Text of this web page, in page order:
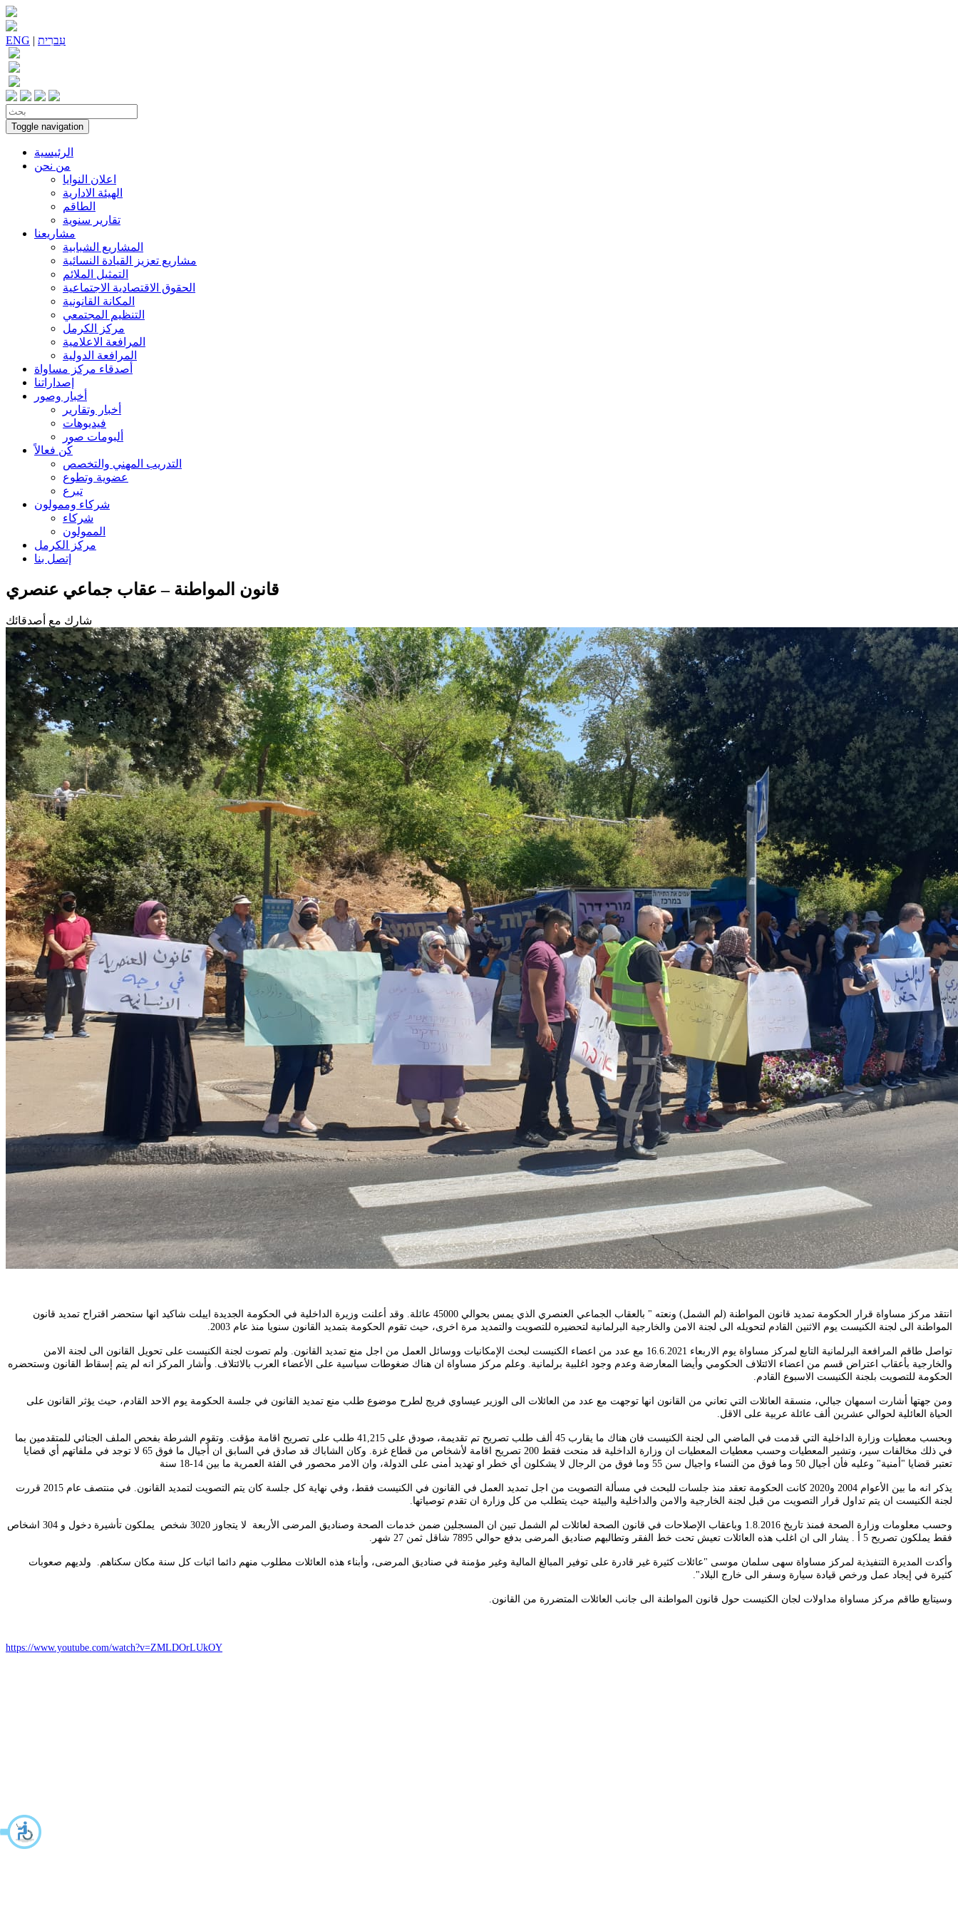
ENG | עִברִית
Toggle navigation
الرئيسية
من نحن
اعلان النوايا
الهيئة الادارية
الطاقم
تقارير سنوية
مشاريعنا
المشاريع الشبابية
مشاريع تعزيز القيادة النسائية
التمثيل الملائم
الحقوق الاقتصادية الاجتماعية
المكانة القانونية
التنظيم المجتمعي
مركز الكرمل
المرافعة الاعلامية
المرافعة الدولية
أصدقاء مركز مساواة
إصداراتنا
أخبار وصور
أخبار وتقارير
فيديوهات
ألبومات صور
كُن فعالاً
التدريب المهني والتخصص
عضوية وتطوع
تبرع
شركاء وممولون
شركاء
الممولون
مركز الكرمل
إتصل بنا
قانون المواطنة – عقاب جماعي عنصري
شارك مع أصدقائك
انتقد مركز مساواة قرار الحكومة تمديد قانون المواطنة (لم الشمل) ونعته " بالعقاب الجماعي العنصري الذي يمس بحوالي 45000 عائلة. وقد أعلنت وزيرة الداخلية في الحكومة الجديدة اييلت شاكيد انها ستحضر اقتراح تمديد قانون
المواطنة الى لجنة الكنيست يوم الاثنين القادم لتحويله الى لجنة الامن والخارجية البرلمانية لتحضيره للتصويت والتمديد مرة اخرى، حيث تقوم الحكومة بتمديد القانون سنويا منذ عام 2003.
تواصل طاقم المرافعة البرلمانية التابع لمركز مساواة يوم الاربعاء 16.6.2021 مع عدد من اعضاء الكنيست لبحث الإمكانيات ووسائل العمل من اجل منع تمديد القانون. ولم تصوت لجنة الكنيست على تحويل القانون الى لجنة الامن
والخارجية بأعقاب اعتراض قسم من اعضاء الائتلاف الحكومي وأيضا المعارضة وعدم وجود اغلبية برلمانية
وعلم مركز مساواة ان هناك ضغوطات سياسية على الأعضاء العرب بالائتلاف
وأشار المركز انه لم يتم إسقاط القانون وستحضره
الحكومة للتصويت بلجنة الكنيست الاسبوع القادم
ومن جهتها أشارت اسمهان جبالي، منسقة العائلات التي تعاني من القانون انها توجهت مع عدد من العائلات الى الوزير عيساوي فريج لطرح موضوع طلب منع تمديد القانون في جلسة الحكومة يوم الاحد القادم، حيث يؤثر القانون على
الحياة العائلية لحوالي عشرين ألف عائلة عربية على الاقل
وبحسب معطيات وزارة الداخلية التي قدمت في الماضي الى لجنة الكنيست فان هناك ما يقارب 45 ألف طلب تصريح تم تقديمة، صودق على 41,215 طلب على تصريح اقامة مؤقت. وتقوم الشرطة بفحص الملف الجنائي للمتقدمين بما
في ذلك مخالفات سير، وتشير المعطيات وحسب معطيات المعطيات ان وزارة الداخلية قد منحت فقط 200 تصريح اقامة لأشخاص من قطاع غزة. وكان الشاباك قد صادق في السابق ان أجيال ما فوق 65 لا توجد في ملفاتهم أي قضايا
تعتبر قضايا "أمنية" وعليه فأن أجيال 50 وما فوق من النساء واجيال سن 55 وما فوق من الرجال لا يشكلون أي خطر او تهديد أمنى على الدولة، وان الامر محصور في الفئة العمرية ما بين 14-18 سنة
يذكر انه ما بين الأعوام 2004 و2020 كانت الحكومة تعقد منذ جلسات للبحث في مسألة التصويت من اجل تمديد العمل في القانون في الكنيست فقط، وفي نهاية كل جلسة كان يتم التصويت لتمديد القانون. في منتصف عام 2015 قررت
لجنة الكنيست ان يتم تداول قرار التصويت من قبل لجنة الخارجية والامن والداخلية والبيئة حيث يتطلب من كل وزارة ان تقدم توصياتها.
وحسب معلومات وزارة الصحة فمنذ تاريخ 1.8.2016 وباعقاب الإصلاحات في قانون الصحة لعائلات لم الشمل تبين ان المسجلين ضمن خدمات الصحة وصناديق المرضى الأربعة لا يتجاوز 3020 شخص يملكون تأشيرة دخول و 304 اشخاص
فقط يملكون تصريح 5 أ . يشار الى ان اغلب هذه العائلات تعيش تحت خط الفقر وتطالبهم صناديق المرضى بدفع حوالي 7895 شاقل ثمن 27 شهر.
وأكدت المديرة التنفيذية لمركز مساواة سهى سلمان موسى "عائلات كثيرة غير قادرة على توفير المبالغ المالية وغير مؤمنة في صناديق المرضى، وأبناء هذه العائلات مطلوب منهم دائما اثبات كل سنة مكان سكناهم. ولديهم صعوبات
كثيرة في إيجاد عمل ورخص قيادة سيارة وسفر الى خارج البلاد".
وسيتابع طاقم مركز مساواة مداولات لجان الكنيست حول قانون المواطنة الى جانب العائلات المتضررة من القانون.
https://www.youtube.com/watch?v=ZMLDOrLUkOY